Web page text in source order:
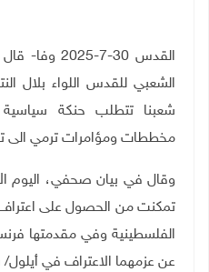
القدس 30-7-
الشعبي للقدس اللواء بلال
شعبنا تتطلب حنكة
مخططات ومؤامرات ترمي الى
وقال في بيان صحفي، اليوم
تمكنت من الحصول على اعتراف
الفلسطينية وفي مقدمتها فرنسا
عن عزمهما الاعتراف في أيلول/